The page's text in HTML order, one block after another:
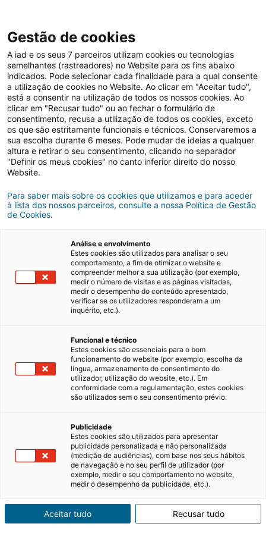
iad Portugal
iad Portugal bate recorde de
faturação no último mês de 2021
imobiliários independentes – fechou com
chave de ouro o ano de 2021, batendo o
recorde de volume de negócios gerado num
só mês: 1,6 milhões de euros. A evolução
mercado imobiliário, analisando a…
15/01/2022 2 minutos de leitura
Comprar, arrendar
ou estimar o valor
de um imóvel com
Gestão de cookies
A iad e os seus 7 parceiros utilizam cookies ou tecnologias
semelhantes (rastreadores) no Website para os fins abaixo
indicados. Pode selecionar cada finalidade para a qual consente
a utilização de cookies no Website. Ao clicar em "Aceitar tudo",
está a consentir na utilização de todos os nossos cookies. Ao
clicar em "Recusar tudo" ou ao fechar o formulário de
consentimento, recusa a utilização de todos os cookies, exceto
os que são estritamente funcionais e técnicos. Conservaremos a
sua escolha durante 6 meses. Pode mudar de ideias a qualquer
altura e retirar o seu consentimento, clicando no separador
"Definir os meus cookies" no canto inferior direito do nosso
Website.
Para saber mais sobre os cookies que utilizamos e para aceder
à lista dos nossos parceiros, consulte a nossa Política de Gestão
de Cookies.
Análise e envolvimento
Estes cookies são utilizados para analisar o seu
comportamento, a fim de otimizar o website e
compreender melhor a sua utilização (por exemplo,
medir o número de visitas e as páginas visitadas,
medir o desempenho do conteúdo apresentado,
verificar se os utilizadores responderam a um
inquérito, etc.).
Funcional e técnico
Estes cookies são essenciais para o bom
funcionamento do website (por exemplo, escolha da
língua, armazenamento do consentimento do
utilizador, utilização do website, etc.). Em
conformidade com a regulamentação, estes cookies
são utilizados sem o seu consentimento prévio.
Publicidade
Estes cookies são utilizados para apresentar
publicidade personalizada e não personalizada
(medição de audiências), com base nos seus hábitos
de navegação e no seu perfil de utilizador (por
exemplo, medir o seu comportamento no website,
medir o desempenho da publicidade, etc.).
Aceitar tudo Recusar tudo